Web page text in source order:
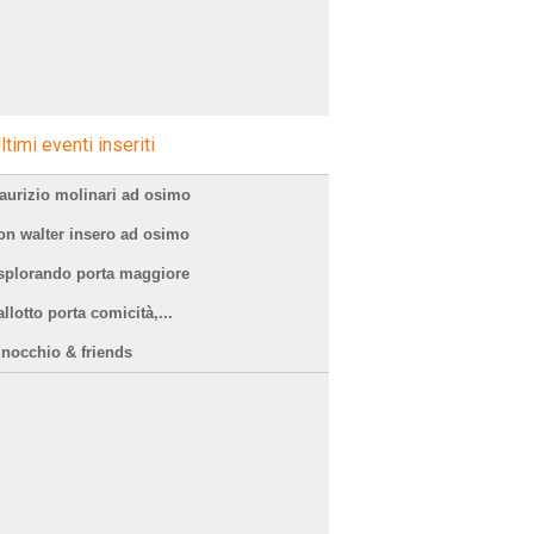
eventi inseriti
molinari ad osimo
walter insero ad osimo
porta maggiore
porta comicità,...
& friends